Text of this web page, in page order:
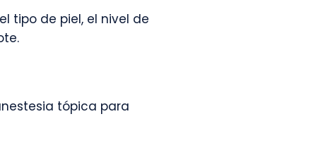
tipo de piel, el nivel de
tópica para